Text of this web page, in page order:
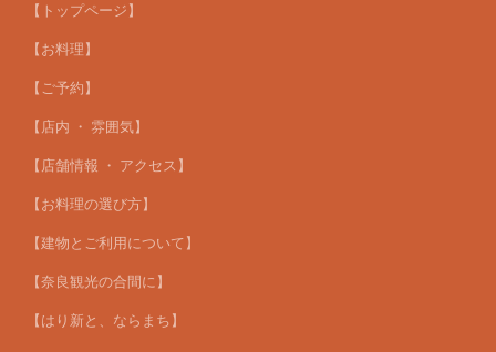
【トップページ】
【お料理】
【ご予約】
【店内 ・ 雰囲気】
【店舗情報 ・ アクセス】
【お料理の選び方】
【建物とご利用について】
【奈良観光の合間に】
【はり新と、ならまち】